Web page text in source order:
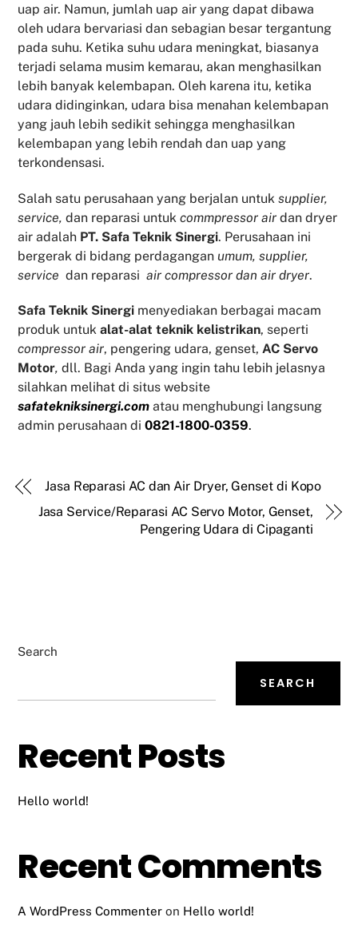
uap air. Namun, jumlah uap air yang dapat dibawa
oleh udara bervariasi dan sebagian besar tergantung
pada suhu. Ketika suhu udara meningkat, biasanya
terjadi selama musim kemarau, akan menghasilkan
lebih banyak kelembapan. Oleh karena itu, ketika
udara didinginkan, udara bisa menahan kelembapan
yang jauh lebih sedikit sehingga menghasilkan
kelembapan yang lebih rendah dan uap yang
terkondensasi.
Salah satu perusahaan yang berjalan untuksupplier,
service, dan reparasi untukcommpressor air dan dryer
air adalah PT. Safa Teknik Sinergi. Perusahaan ini
bergerak di bidang perdaganganumum, supplier,
service dan reparasiair compressor dan air dryer.
Safa Teknik Sinergi menyediakan berbagai macam
produk untukalat-alat teknik kelistrikan, seperti
compressor air, pengering udara, genset,AC Servo
Motor, dll. Bagi Anda yang ingin tahu lebih jelasnya
silahkan melihat di situs website
safatekniksinergi.com atau menghubungi langsung
admin perusahaan di0821-1800-0359.
Jasa Reparasi AC dan Air Dryer, Genset di Kopo
Jasa Service/Reparasi AC Servo Motor, Genset,
Pengering Udara di Cipaganti
Search
SEARCH
Recent Posts
Hello world!
Recent Comments
A WordPress Commenter on Hello world!